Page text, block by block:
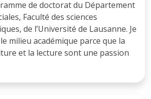
de doctorat du Département
Faculté des sciences
de l’Université de Lausanne. Je
milieu académique parce que la
et la lecture sont une passion